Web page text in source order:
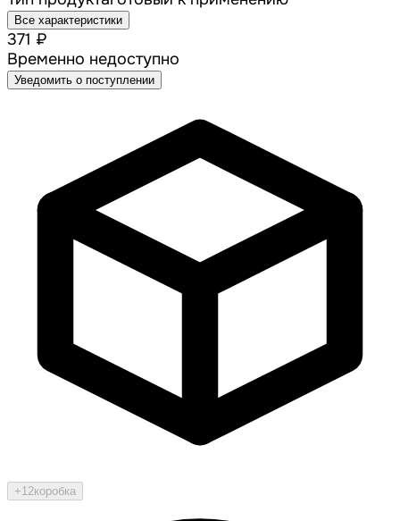
Все характеристики
371 ₽
Временно недоступно
Уведомить о поступлении
+12коробка